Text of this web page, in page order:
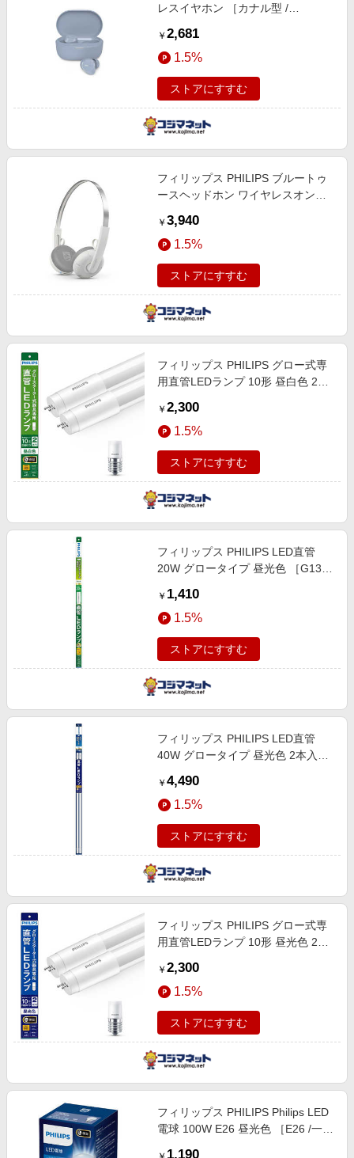
レスイヤホン ［カナル型 /
TAT1300LB/97
￥ 2,681
1.5%
ストアにすすむ
フィリップス PHILIPS ブルートゥ
ースヘッドホン ワイヤレスオンイ
対応］ ホワイト TAH2000WT/97
￥ 3,940
1.5%
ストアにすすむ
フィリップス PHILIPS グロー式専
用直管LEDランプ 10形 昼白色 2本
￥ 2,300
1.5%
ストアにすすむ
フィリップス PHILIPS LED直管
20W グロータイプ 昼光色 ［G13 /
￥ 1,410
1.5%
ストアにすすむ
フィリップス PHILIPS LED直管
40W グロータイプ 昼光色 2本入り
LDF40D/16/25/2P
￥ 4,490
1.5%
ストアにすすむ
フィリップス PHILIPS グロー式専
用直管LEDランプ 10形 昼光色 2本
￥ 2,300
1.5%
ストアにすすむ
フィリップス PHILIPS Philips LED
電球 100W E26 昼光色 ［E26 /一般
1,190